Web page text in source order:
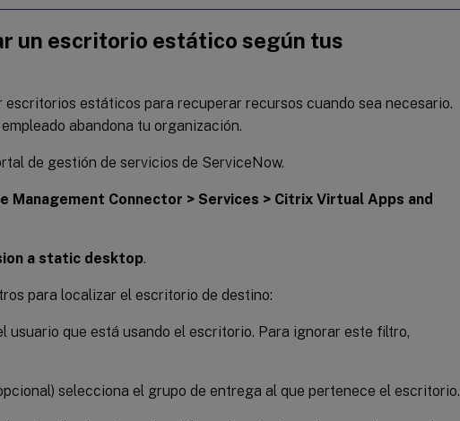
un escritorio estático según tus
escritorios estáticos para recuperar recursos cuando sea necesario.
abandona tu organización.
de gestión de servicios de ServiceNow.
Management Connector > Services > Citrix Virtual Apps and
a static desktop.
para localizar el escritorio de destino:
usuario que está usando el escritorio. Para ignorar este filtro,
selecciona el grupo de entrega al que pertenece el escritorio.